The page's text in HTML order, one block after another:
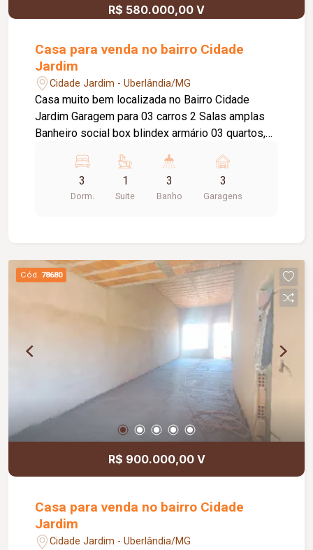
R$ 580.000,00 V
Casa para venda no bairro Cidade
Jardim
Cidade Jardim - Uberlândia/MG
Casa muito bem localizada no Bairro Cidade
Jardim Garagem para 03 carros 2 Salas amplas
Banheiro social box blindex armário 03 quartos,
pia, armário embutido em 2 quartos Cozinha toda
planejada de armários Ampla varanda gourmet
com churrasqueira balcão e pia com armário,
3
Dorm.
1
Suite
3
Banho
3
Garagens
Cód. 78680
R$ 900.000,00 V
Casa para venda no bairro Cidade
Jardim
Cidade Jardim - Uberlândia/MG